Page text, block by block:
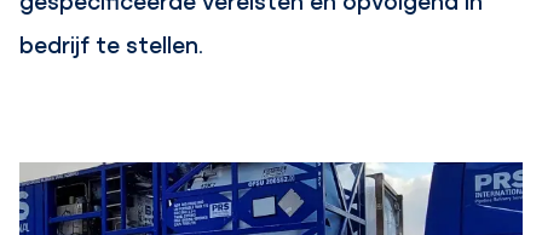
bedrijf te stellen.